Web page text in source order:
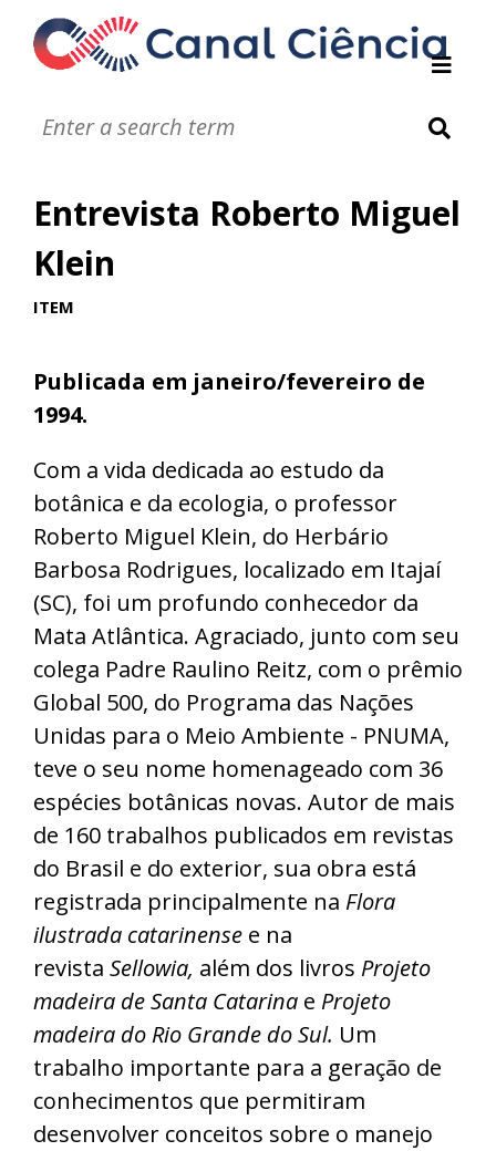
Notáveis
Infográficos
Vídeos
Áudios
Entrevista Roberto Miguel
Klein
ITEM
Publicada em janeiro/fevereiro de
1994.
Com a vida dedicada ao estudo da
botânica e da ecologia, o professor
Roberto Miguel Klein, do Herbário
Barbosa Rodrigues, localizado em Itajaí
(SC), foi um profundo conhecedor da
Mata Atlântica. Agraciado, junto com seu
colega Padre Raulino Reitz, com o prêmio
Global 500, do Programa das Nações
Unidas para o Meio Ambiente - PNUMA,
teve o seu nome homenageado com 36
espécies botânicas novas. Autor de mais
de 160 trabalhos publicados em revistas
do Brasil e do exterior, sua obra está
registrada principalmente na Flora
ilustrada catarinense e na
revista Sellowia, além dos livros Projeto
madeira de Santa Catarina e Projeto
madeira do Rio Grande do Sul. Um
trabalho importante para a geração de
conhecimentos que permitiram
desenvolver conceitos sobre o manejo